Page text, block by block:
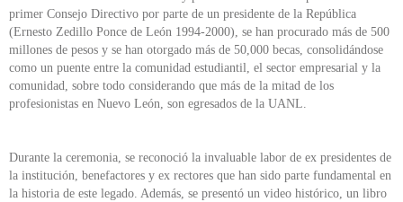
primer Consejo Directivo por parte de un presidente de la República
(Ernesto Zedillo Ponce de León 1994-2000), se han procurado más de 500
millones de pesos y se han otorgado más de 50,000 becas, consolidándose
como un puente entre la comunidad estudiantil, el sector empresarial y la
comunidad, sobre todo considerando que más de la mitad de los
profesionistas en Nuevo León, son egresados de la UANL.
Durante la ceremonia, se reconoció la invaluable labor de ex presidentes de
la institución, benefactores y ex rectores que han sido parte fundamental en
la historia de este legado. Además, se presentó un video histórico, un libro